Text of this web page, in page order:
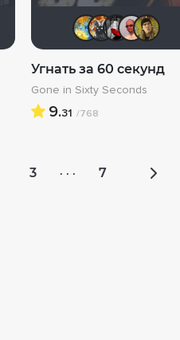
Vladimir Samsonov
baybayman17
Угнать за 60 секунд
Gone in Sixty Seconds
9.31 /768
3 · · · 7